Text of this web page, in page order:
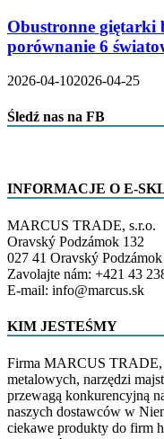
Obustronne giętarki
porównanie 6
2026-04-102026-04-25
Śledź nas na FB
INFORMACJE O E-
MARCUS TRADE, s.r.o.
Oravský Podzámok 132
027 41 Oravský Podzámok
Zavolajte nám: +421 43
E-mail: info@marcus.sk
KIM JESTEŚMY
Firma MARCUS TRADE,
metalowych, narzędzi
przewagą konkurencyjną
naszych dostawców w
ciekawe produkty do firm